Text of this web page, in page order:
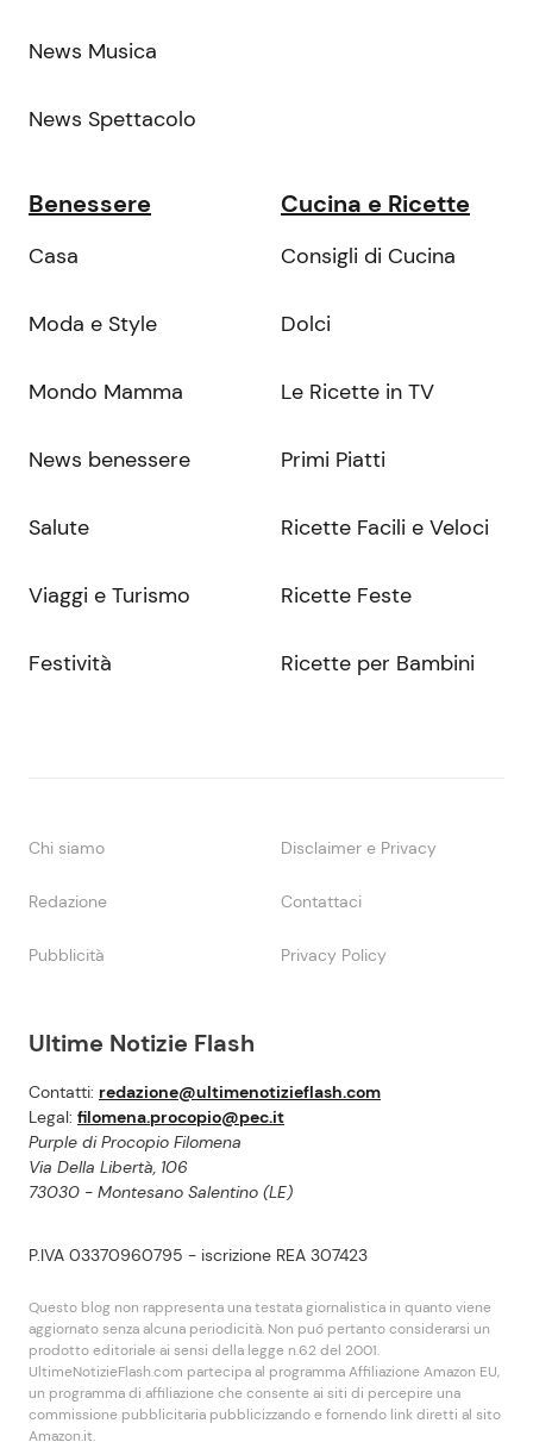
Ultime Notizie Flash
Contatti: redazione@ultimenotizieflash.com
Legal: filomena.procopio@pec.it
Purple di Procopio Filomena
Via Della Libertà, 106
73030 - Montesano Salentino (LE)
P.IVA 03370960795 - iscrizione REA 307423
Questo blog non rappresenta una testata giornalistica in quanto viene
aggiornato senza alcuna periodicità. Non puó pertanto considerarsi un
prodotto editoriale ai sensi della legge n.62 del 2001.
UltimeNotizieFlash.com partecipa al programma Affiliazione Amazon EU,
un programma di affiliazione che consente ai siti di percepire una
commissione pubblicitaria pubblicizzando e fornendo link diretti al sito
Amazon.it.
News Musica
News Spettacolo
Benessere
Casa
Moda e Style
Mondo Mamma
News benessere
Salute
Viaggi e Turismo
Festività
Cucina e Ricette
Consigli di Cucina
Dolci
Le Ricette in TV
Primi Piatti
Ricette Facili e Veloci
Ricette Feste
Ricette per Bambini
Chi siamo Disclaimer e Privacy
Redazione Contattaci
Pubblicità Privacy Policy